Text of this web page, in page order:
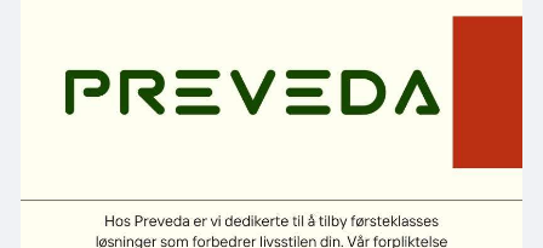
Hettekonstruksjonen gjør den ergonomisk i bruk
https://preveda.no/produktkate....gori/aristarco
-oppva